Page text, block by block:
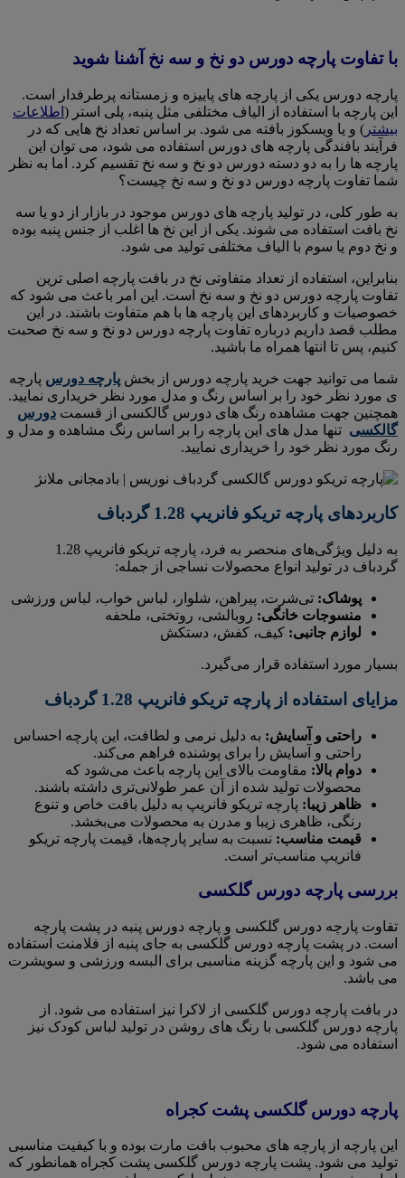
با تفاوت پارچه دورس دو نخ و سه نخ آشنا شوید
پارچه دورس یکی از پارچه های پاییزه و زمستانه پرطرفدار است.
این پارچه با استفاده از الیاف مختلفی مثل پنبه، پلی استر ( اطلاعات
بیشتر ) و یا ویسکوز بافته می شود. بر اساس تعداد نخ هایی که در
فرآیند بافندگی پارچه های دورس استفاده می شود، می توان این
پارچه ها را به دو دسته دورس دو نخ و سه نخ تقسیم کرد. اما به نظر
شما تفاوت پارچه دورس دو نخ و سه نخ چیست؟
به طور کلی، در تولید پارچه های دورس موجود در بازار از دو یا سه
نخ بافت استفاده می شوند. یکی از این نخ ها اغلب از جنس پنبه بوده
و نخ دوم یا سوم با الیاف مختلفی تولید می شود.
بنابراین، استفاده از تعداد متفاوتی نخ در بافت پارچه اصلی ترین
تفاوت پارچه دورس دو نخ و سه نخ است. این امر باعث می شود که
خصوصیات و کاربردهای این پارچه ها با هم متفاوت باشند. در این
مطلب قصد داریم درباره تفاوت پارچه دورس دو نخ و سه نخ صحبت
کنیم، پس تا انتها همراه ما باشید.
شما می توانید جهت خرید پارچه دورس از بخش پارچه دورس پارچه
ی مورد نظر خود را بر اساس رنگ و مدل مورد نظر خریداری نمایید.
همچنین جهت مشاهده رنگ های دورس گالکسی از قسمت دورس
گالکسی تنها مدل های این پارچه را بر اساس رنگ مشاهده و مدل و
رنگ مورد نظر خود را خریداری نمایید.
کاربردهای پارچه تریکو فانریپ 1.28 گردباف
به دلیل ویژگی‌های منحصر به فرد، پارچه تریکو فانریپ 1.28
گردباف در تولید انواع محصولات نساجی از جمله:
پوشاک: تی‌شرت، پیراهن، شلوار، لباس خواب، لباس ورزشی
منسوجات خانگی: روبالشی، روتختی، ملحفه
لوازم جانبی: کیف، کفش، دستکش
بسیار مورد استفاده قرار می‌گیرد.
مزایای استفاده از پارچه تریکو فانریپ 1.28 گردباف
راحتی و آسایش: به دلیل نرمی و لطافت، این پارچه احساس
راحتی و آسایش را برای پوشنده فراهم می‌کند.
دوام بالا: مقاومت بالای این پارچه باعث می‌شود که
محصولات تولید شده از آن عمر طولانی‌تری داشته باشند.
ظاهر زیبا: پارچه تریکو فانریپ به دلیل بافت خاص و تنوع
رنگی، ظاهری زیبا و مدرن به محصولات می‌بخشد.
قیمت مناسب: نسبت به سایر پارچه‌ها، قیمت پارچه تریکو
فانریپ مناسب‌تر است.
بررسی پارچه دورس گلکسی
تفاوت پارچه دورس گلکسی و پارچه دورس پنبه در پشت پارچه
است. در پشت پارچه دورس گلکسی به جای پنبه از فلامنت استفاده
می شود و این پارچه گزینه مناسبی برای البسه ورزشی و سویشرت
می باشد.
در بافت پارچه دورس گلکسی از لاکرا نیز استفاده می شود. از
پارچه دورس گلکسی با رنگ های روشن در تولید لباس کودک نیز
استفاده می شود.
پارچه دورس گلکسی پشت کجراه
این پارچه از پارچه های محبوب بافت مارت بوده و با کیفیت مناسبی
تولید می شود. پشت پارچه دورس گلکسی پشت کجراه همانطور که